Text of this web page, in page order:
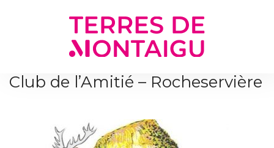
Club de l’Amitié – Rocheservière